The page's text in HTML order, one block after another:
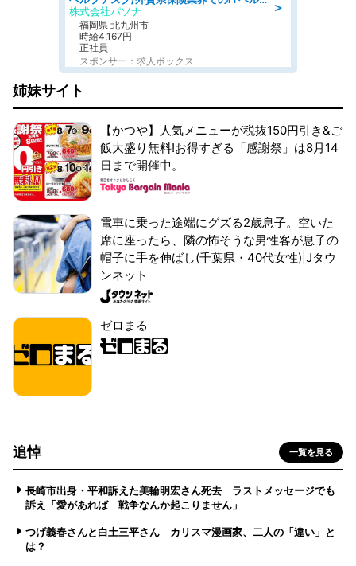
＞
株式会社パソナ
福岡県 北九州市
時給4,167円
正社員
スポンサー：求人ボックス
姉妹サイト
【かつや】人気メニューが税抜150円引き&ご
飯大盛り無料!お得すぎる「感謝祭」は8月14
日まで開催中。
電車に乗った途端にグズる2歳息子。空いた
席に座ったら、隣の怖そうな男性客が息子の
帽子に手を伸ばし(千葉県・40代女性)|Jタウ
ンネット
ゼロまる
追悼 一覧を見る
長崎市出身・平和訴えた美輪明宏さん死去 ラストメッセージでも
訴え「愛があれば 戦争なんか起こりません」
つげ義春さんと白土三平さん カリスマ漫画家、二人の「違い」と
は？